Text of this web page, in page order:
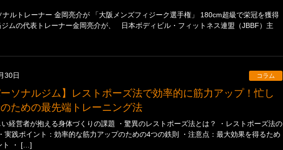
ナルトレーナー 金岡亮介が 「大阪メンズフィジーク選手権」 180cm超級で栄冠を獲得
ムの代表トレーナー金岡亮介が、 日本ボディビル・フィットネス連盟（JBBF）主
30日 コラム
ための最先端トレーニング法
経営者が抱える身体づくりの課題 ・驚異のレストポーズ法とは？ ・レストポーズ法の
実践ポイント：効率的な筋力アップのための4つの鉄則 ・注意点：最大効果を得るため
ト ・ […]